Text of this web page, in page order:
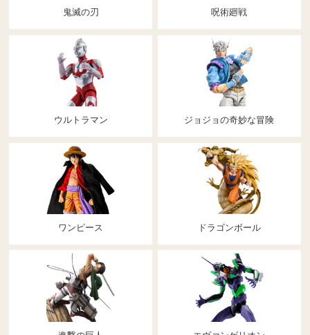
鬼滅の刃 呪術廻戦
ウルトラマン ジョジョの奇妙な冒険
ワンピース ドラゴンボール